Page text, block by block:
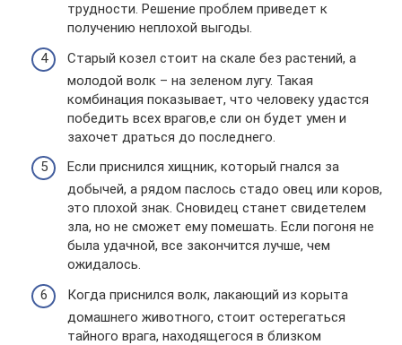
трудности. Решение проблем приведет к
получению неплохой выгоды.
Старый козел стоит на скале без растений, а
молодой волк – на зеленом лугу. Такая
комбинация показывает, что человеку удастся
победить всех врагов,е сли он будет умен и
захочет драться до последнего.
Если приснился хищник, который гнался за
добычей, а рядом паслось стадо овец или коров,
это плохой знак. Сновидец станет свидетелем
зла, но не сможет ему помешать. Если погоня не
была удачной, все закончится лучше, чем
ожидалось.
Когда приснился волк, лакающий из корыта
домашнего животного, стоит остерегаться
тайного врага, находящегося в близком